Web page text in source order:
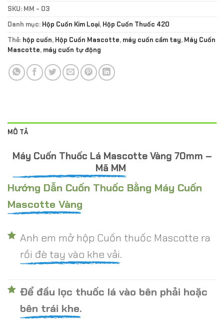
SKU: MM - 03
Danh mục: Hộp Cuốn Kim Loại, Hộp Cuốn Thuốc 420
Thẻ: hộp cuốn, Hộp Cuốn Mascotte, máy cuốn cầm tay, Máy Cuốn
Mascotte, máy cuốn tự động
MÔ TẢ
Máy Cuốn Thuốc Lá Mascotte Vàng 70mm –
Mã MM
Hướng Dẫn Cuốn Thuốc Bằng Máy Cuốn
Mascotte Vàng
Anh em mở hộp Cuốn thuốc Mascotte ra
rồi đè tay vào khe vải.
Để đầu lọc thuốc lá vào bên phải hoặc
bên trái khe.